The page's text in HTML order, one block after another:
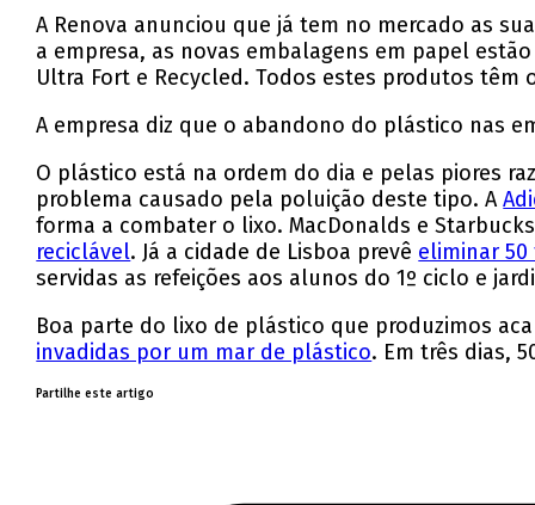
A Renova anunciou que já tem no mercado as
a empresa, as novas embalagens em papel
Ultra Fort e Recycled. Todos estes produtos
A empresa diz que o abandono do plástico nas
O plástico está na ordem do dia e pelas piores
problema causado pela poluição deste tipo. A
forma a combater o lixo. MacDonalds e
reciclável. Já a cidade de Lisboa prevê eliminar
servidas as refeições aos alunos do 1º ciclo e
Boa parte do lixo de plástico que produzimos
invadidas por um mar de plástico. Em três dias,
Partilhe este artigo